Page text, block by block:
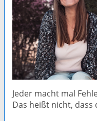
Jeder macht mal
Das heißt nicht, dass